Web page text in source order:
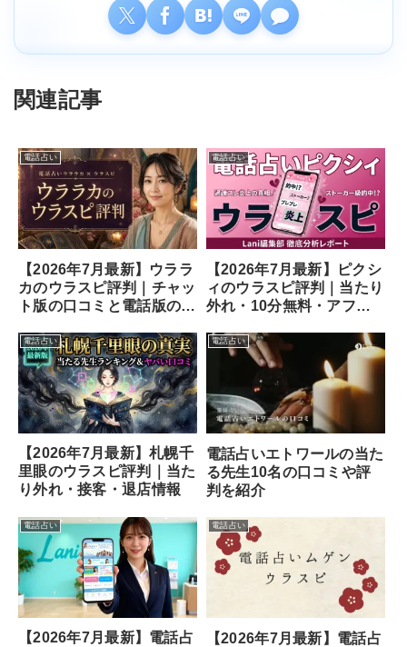
関連記事
電話占い
【2026年7月最新】ウララ
カのウラスピ評判｜チャッ
ト版の口コミと電話版の違
電話占い
【2026年7月最新】ピクシ
ィのウラスピ評判｜当たり
外れ・10分無料・アフメ
電話占い
【2026年7月最新】札幌千
里眼のウラスピ評判｜当た
り外れ・接客・退店情報
電話占い
電話占いエトワールの当た
る先生10名の口コミや評
判を紹介
電話占い
【2026年7月最新】電話占
電話占い
【2026年7月最新】電話占